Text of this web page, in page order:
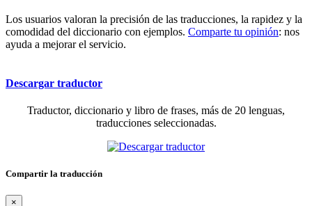
Los usuarios valoran la precisión de las traducciones, la rapidez y la
comodidad del diccionario con ejemplos. Comparte tu opinión: nos
ayuda a mejorar el servicio.
Descargar traductor
Traductor, diccionario y libro de frases, más de 20 lenguas,
traducciones seleccionadas.
Compartir la traducción
×